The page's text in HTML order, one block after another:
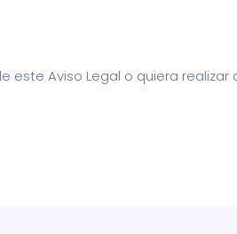
Aviso Legal o quiera